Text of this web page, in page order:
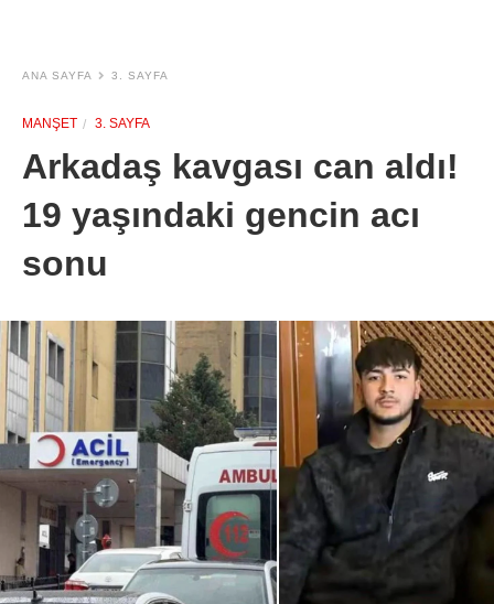
ANA SAYFA 3. SAYFA
MANŞET 3. SAYFA
Arkadaş kavgası can aldı!
19 yaşındaki gencin acı
sonu